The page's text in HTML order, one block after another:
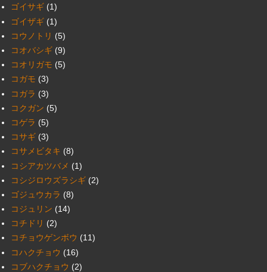
ゴイサギ (1)
ゴイザギ (1)
コウノトリ (5)
コオバシギ (9)
コオリガモ (5)
コガモ (3)
コガラ (3)
コクガン (5)
コゲラ (5)
コサギ (3)
コサメビタキ (8)
コシアカツバメ (1)
コシジロウズラシギ (2)
ゴジュウカラ (8)
コジュリン (14)
コチドリ (2)
コチョウゲンボウ (11)
コハクチョウ (16)
コブハクチョウ (2)